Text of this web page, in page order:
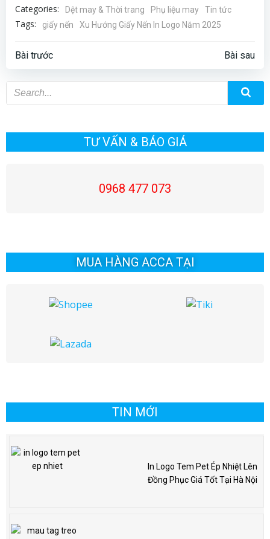
Categories: Dệt may & Thời trang Phụ liệu may Tin tức
Tags: giấy nến Xu Hướng Giấy Nến In Logo Năm 2025
Điều
hướng
viết
Bài trước
Điều
hướng
viết
Bài sau
TƯ VẤN & BÁO GIÁ
0968 477 073
MUA HÀNG ACCA TẠI
TIN MỚI
In Logo Tem Pet Ép Nhiệt Lên
Đồng Phục Giá Tốt Tại Hà Nội